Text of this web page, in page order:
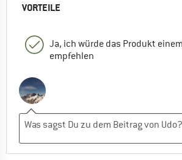
VORTEILE
Ja, ich würde das Produkt
empfehlen